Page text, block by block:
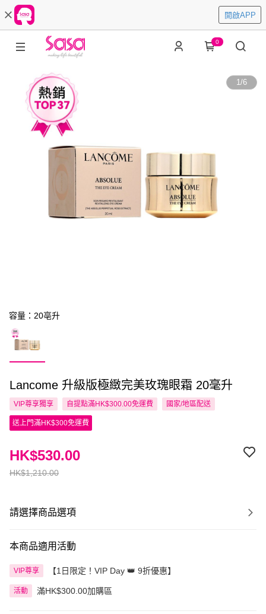
開啟APP
0
1/6
容量：20亳升
Lancome 升級版極緻完美玫瑰眼霜 20毫升
VIP尊享獨享 自提點滿HK$300.00免運費 國家/地區配送
送上門滿HK$300免運費
HK$1,210.00
HK$530.00
請選擇商品選項
本商品適用活動
VIP尊享 【1日限定！VIP Day 👑 9折優惠】
活動 滿HK$300.00加購區